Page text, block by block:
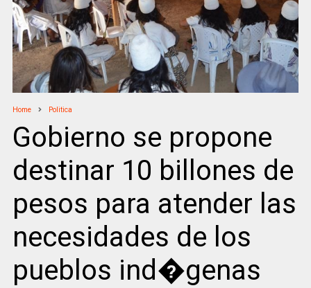
Home Politica
Gobierno se propone
destinar 10 billones de
pesos para atender las
necesidades de los
pueblos ind�genas